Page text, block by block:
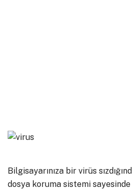
Bilgisayarınıza bir virüs
dosya koruma sistemi